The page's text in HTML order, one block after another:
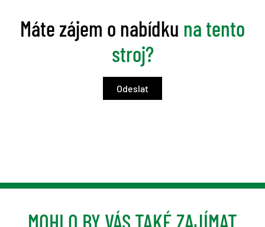
Máte zájem o nabídku na tento
stroj?
MOHLO BY VÁS TAKÉ ZAJÍMAT